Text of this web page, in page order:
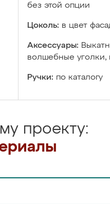
без этой опции
Цоколь: в цвет
Аксессуары:
волшебные уголки,
Ручки: по каталогу
проекту: